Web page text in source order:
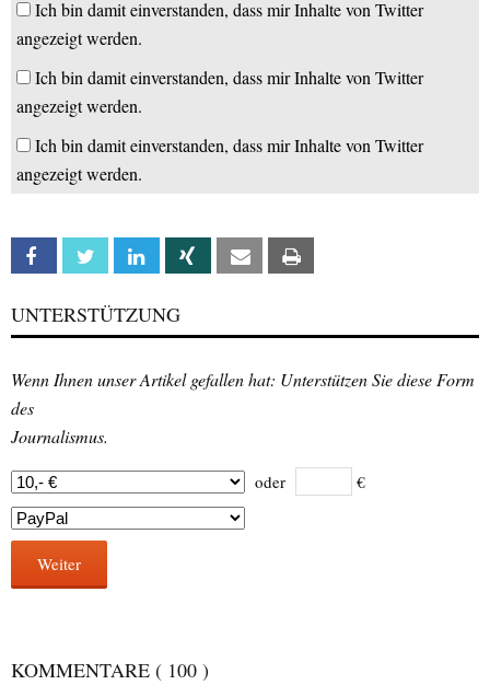
Ich bin damit einverstanden, dass mir Inhalte von Twitter
angezeigt werden.
Ich bin damit einverstanden, dass mir Inhalte von Twitter
angezeigt werden.
Ich bin damit einverstanden, dass mir Inhalte von Twitter
angezeigt werden.
Facebook Twitter Linkedin Xing Email
UNTERSTÜTZUNG
Wenn Ihnen unser Artikel gefallen hat: Unterstützen Sie diese Form
des
Journalismus.
oder €
Weiter
KOMMENTARE ( 100 )